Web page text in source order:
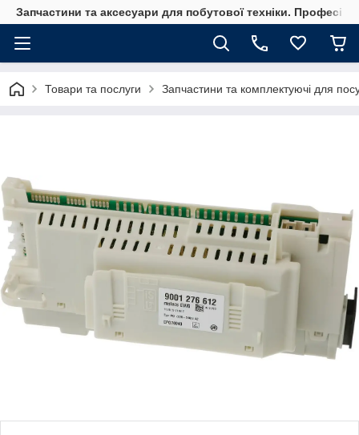
Запчастини та аксесуари для побутової техніки.
Товари та послуги Запчастини та комплектуючі для